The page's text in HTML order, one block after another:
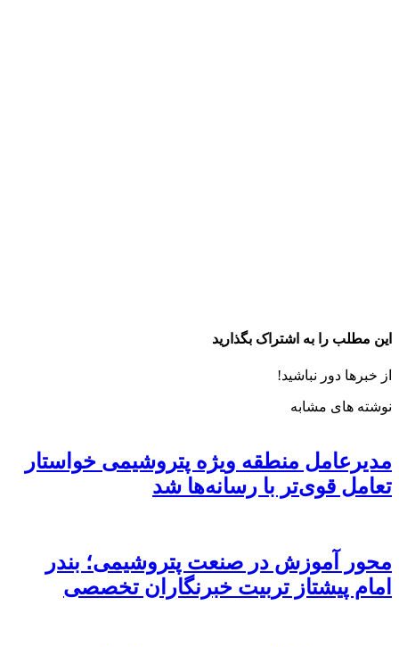
این مطلب را به اشتراک بگذارید
از خبرها دور نباشید!
نوشته های مشابه
مدیرعامل منطقه ویژه پتروشیمی خواستار
تعامل قوی‌تر با رسانه‌ها شد
محور آموزش در صنعت پتروشیمی؛ بندر
امام پیشتاز تربیت خبرنگاران تخصصی